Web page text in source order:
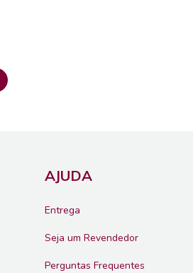
AJUDA
Entrega
Seja um Revendedor
Perguntas Frequentes